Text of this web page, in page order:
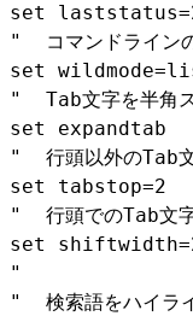
set
" コマンドライン
set
" Tab文字を半角ス
set expandtab
" 行頭以外のTab文
set tabstop=2
" 行頭でのTab文
set
"
" 検索語をハイラ